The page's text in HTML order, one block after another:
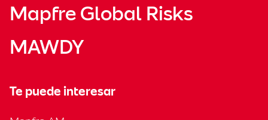
Mapfre Global Risks
MAWDY
Te puede interesar